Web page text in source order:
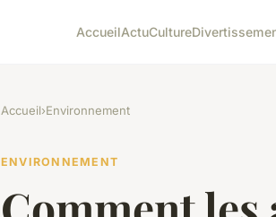
AccueilActuCulture
Accueil›Environnement
ENVIRONNEMENT